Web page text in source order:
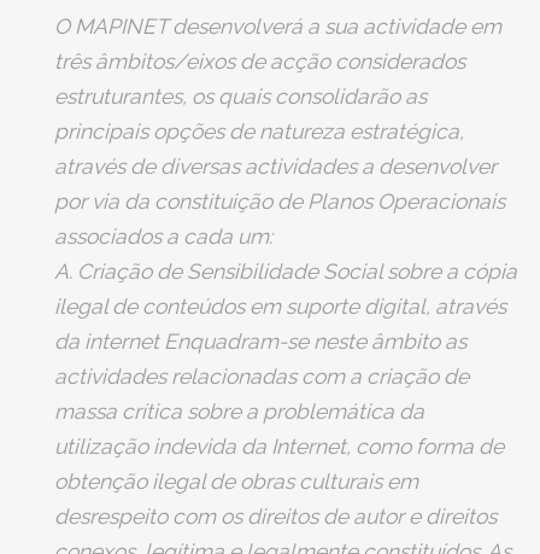
de autor e nos direitos conexos e o direito à
privacidade dos utilizadores da Internet,
interagindo e estabelecendo processos de
negociação com orgãos da administração
pública e outros agentes económicos;-
Combater a pirataria na Internet, através da
dinamização de uma atitude responsável por
parte dos utilizadores e da sua sensibilidade
para os fortes condicionalismos que as suas
práticas imprimem à sobrevivência social e
económica de importantes actividades de
âmbito cultural;- Contribuir para a adopção e
implementação de medidas de monitorização
efectivas do comportamento dos internautas
perante o acesso ilegítimo a obras protegidas; -
Promover a adesão formal de titulares de
O MAPINET desenvolverá a sua actividade em
três âmbitos/eixos de acção considerados
estruturantes, os quais consolidarão as
principais opções de natureza estratégica,
através de diversas actividades a desenvolver
por via da constituição de Planos Operacionais
associados a cada um:
A. Criação de Sensibilidade Social sobre a cópia
ilegal de conteúdos em suporte digital, através
da internet Enquadram-se neste âmbito as
actividades relacionadas com a criação de
massa crítica sobre a problemática da
utilização indevida da Internet, como forma de
obtenção ilegal de obras culturais em
desrespeito com os direitos de autor e direitos